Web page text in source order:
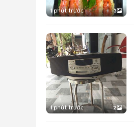
1 phút trước 3
1 phút trước 2